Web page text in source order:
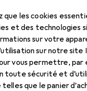
que les cookies
et des technologies
sur votre
sur notre site
vous permettre, par
toute sécurité et
que le panier
médical